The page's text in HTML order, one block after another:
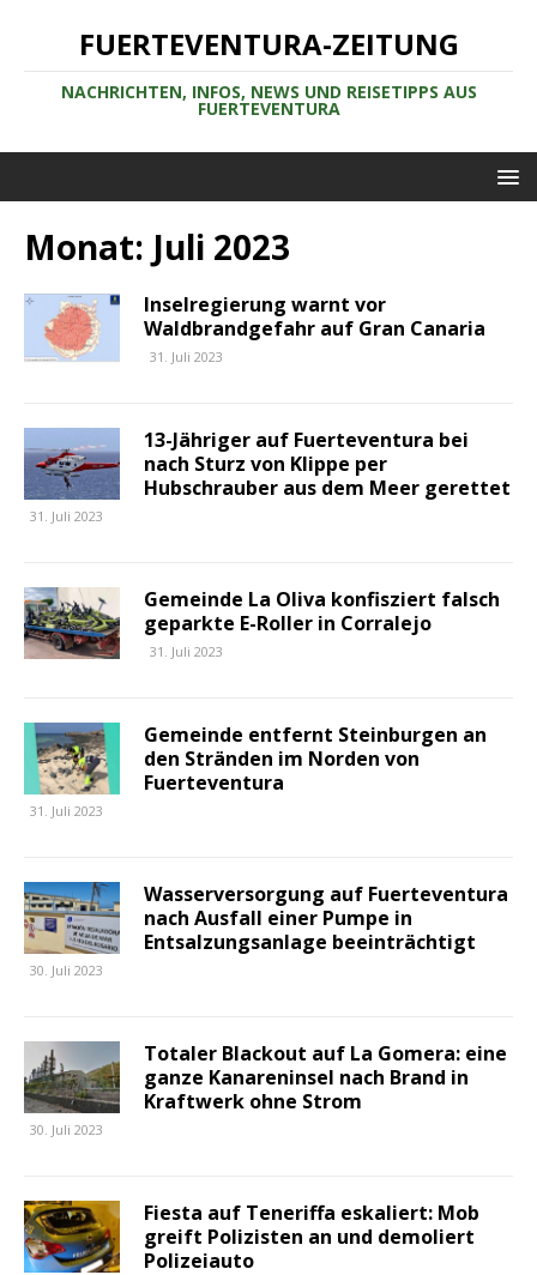
FUERTEVENTURA-ZEITUNG
NACHRICHTEN, INFOS, NEWS UND REISETIPPS AUS
FUERTEVENTURA
Monat: Juli 2023
Inselregierung warnt vor
Waldbrandgefahr auf Gran Canaria
31. Juli 2023
13-Jähriger auf Fuerteventura bei
nach Sturz von Klippe per
Hubschrauber aus dem Meer gerettet
31. Juli 2023
Gemeinde La Oliva konfisziert falsch
geparkte E-Roller in Corralejo
31. Juli 2023
Gemeinde entfernt Steinburgen an
den Stränden im Norden von
Fuerteventura
31. Juli 2023
Wasserversorgung auf Fuerteventura
nach Ausfall einer Pumpe in
Entsalzungsanlage beeinträchtigt
30. Juli 2023
Totaler Blackout auf La Gomera: eine
ganze Kanareninsel nach Brand in
Kraftwerk ohne Strom
30. Juli 2023
Fiesta auf Teneriffa eskaliert: Mob
greift Polizisten an und demoliert
Polizeiauto